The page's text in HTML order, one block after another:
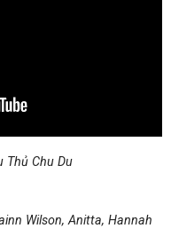
Thủ Chu Du
Wilson, Anitta, Hannah